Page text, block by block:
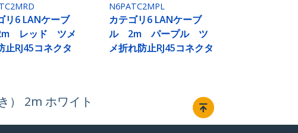
リ6 LANケーブ
レッド ツメ
止RJ45コネクタ
N6PATC2MPL
カテゴリ6 LANケーブ
ル 2m パープル ツ
メ折れ防止RJ45コネクタ
） 2m ホワイト